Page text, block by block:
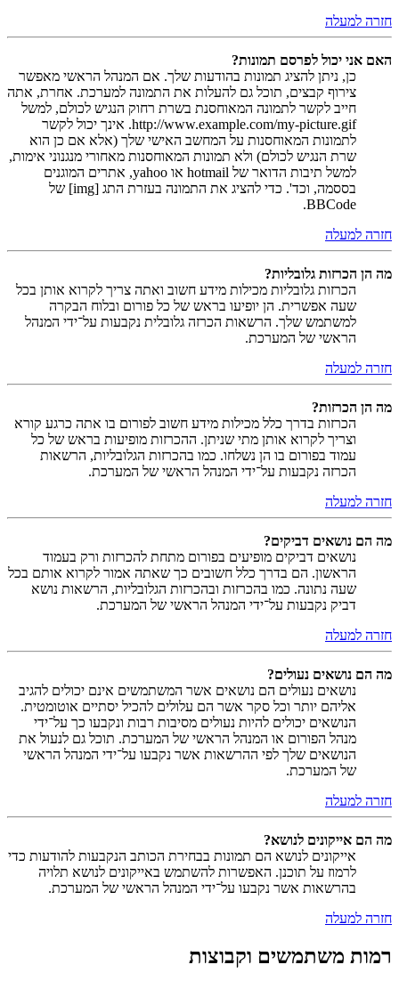
חזרה למעלה
האם אני יכול לפרסם תמונות?
כן, ניתן להציג תמונות בהודעות שלך. אם המנהל הראשי מאפשר
צירוף קבצים, תוכל גם להעלות את התמונה למערכת. אחרת, אתה
חייב לקשר לתמונה המאוחסנת בשרת רחוק הנגיש לכולם, למשל
http://www.example.com/my-picture.gif. אינך יכול לקשר
לתמונות המאוחסנות על המחשב האישי שלך (אלא אם כן הוא
שרת הנגיש לכולם) ולא תמונות המאוחסנות מאחורי מנגנוני אימות,
למשל תיבות הדואר של hotmail או yahoo, אתרים המוגנים
בססמה, וכד'. כדי להציג את התמונה בעזרת התג [img] של
BBCode.
חזרה למעלה
מה הן הכרזות גלובליות?
הכרזות גלובליות מכילות מידע חשוב ואתה צריך לקרוא אותן בכל
שעה אפשרית. הן יופיעו בראש של כל פורום ובלוח הבקרה
למשתמש שלך. הרשאות הכרזה גלובלית נקבעות על־ידי המנהל
הראשי של המערכת.
חזרה למעלה
מה הן הכרזות?
הכרזות בדרך כלל מכילות מידע חשוב לפורום בו אתה כרגע קורא
וצריך לקרוא אותן מתי שניתן. ההכרזות מופיעות בראש של כל
עמוד בפורום בו הן נשלחו. כמו בהכרזות הגלובליות, הרשאות
הכרזה נקבעות על־ידי המנהל הראשי של המערכת.
חזרה למעלה
מה הם נושאים דביקים?
נושאים דביקים מופיעים בפורום מתחת להכרזות ורק בעמוד
הראשון. הם בדרך כלל חשובים כך שאתה אמור לקרוא אותם בכל
שעה נתונה. כמו בהכרזות ובהכרזות הגלובליות, הרשאות נושא
דביק נקבעות על־ידי המנהל הראשי של המערכת.
חזרה למעלה
מה הם נושאים נעולים?
נושאים נעולים הם נושאים אשר המשתמשים אינם יכולים להגיב
אליהם יותר וכל סקר אשר הם עלולים להכיל יסתיים אוטומטית.
הנושאים יכולים להיות נעולים מסיבות רבות ונקבעו כך על־ידי
מנהל הפורום או המנהל הראשי של המערכת. תוכל גם לנעול את
הנושאים שלך לפי ההרשאות אשר נקבעו על־ידי המנהל הראשי
של המערכת.
חזרה למעלה
מה הם אייקונים לנושא?
אייקונים לנושא הם תמונות בבחירת הכותב הנקבעות להודעות כדי
לרמוז על תוכנן. האפשרות להשתמש באייקונים לנושא תלויה
בהרשאות אשר נקבעו על־ידי המנהל הראשי של המערכת.
חזרה למעלה
רמות משתמשים וקבוצות